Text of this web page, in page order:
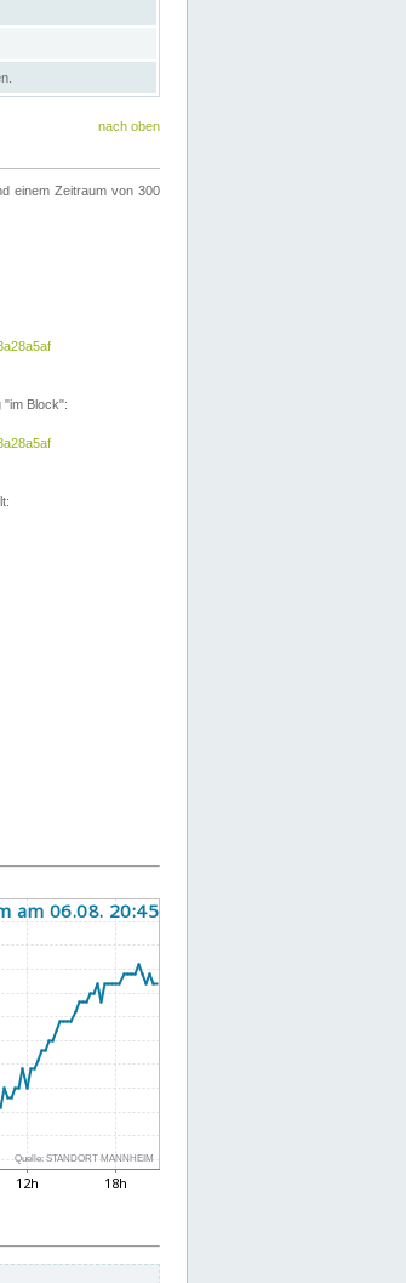
nach oben
einem Zeitraum von 300
"im Block":